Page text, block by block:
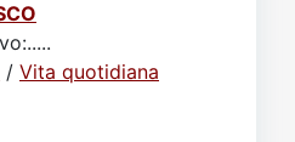
/ Vita quotidiana